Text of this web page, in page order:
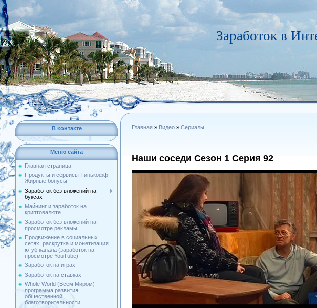
Заработок в
В контакте
Меню сайта
Главная страница
Продукты и сервисы Тинькофф -
Жирные бонусы
Заработок без вложений на
буксах
Майнинг и заработок на
криптовалюте
Заработок без вложений на
просмотре рекламы
Продвижение в социальных
сетях, раскрутка и монетизация
ютуб канала (заработок на
просмотре YouTube)
Заработок на играх
Заработок на ставках
Whole World (Всем Миром) -
программа развития
общественной
благотворительности
Главная » Видео » Сериалы
Наши соседи Сезон 1 Серия 92